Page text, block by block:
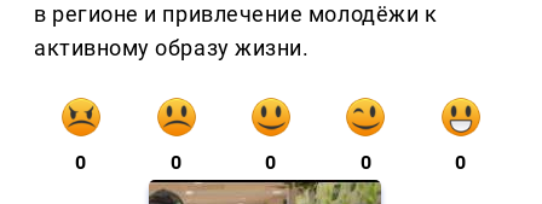
в регионе и привлечение молодёжи к
активному образу жизни.
0 0 0 0 0